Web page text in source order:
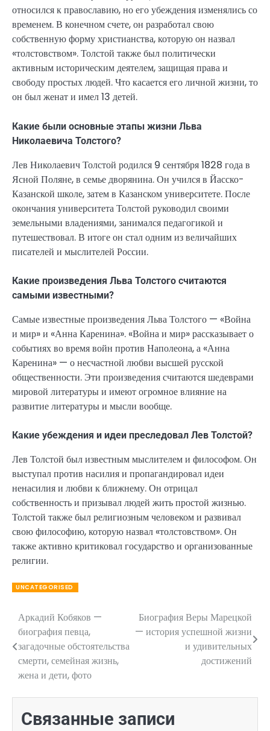
относился к православию, но его убеждения изменялись со
временем. В конечном счете, он разработал свою
собственную форму христианства, которую он назвал
«толстовством». Толстой также был политически
активным историческим деятелем, защищая права и
свободу простых людей. Что касается его личной жизни, то
он был женат и имел 13 детей.
Какие были основные этапы жизни Льва
Николаевича Толстого?
Лев Николаевич Толстой родился 9 сентября 1828 года в
Ясной Поляне, в семье дворянина. Он учился в Йасско-
Казанской школе, затем в Казанском университете. После
окончания университета Толстой руководил своими
земельными владениями, занимался педагогикой и
путешествовал. В итоге он стал одним из величайших
писателей и мыслителей России.
Какие произведения Льва Толстого считаются
самыми известными?
Самые известные произведения Льва Толстого — «Война
и мир» и «Анна Каренина». «Война и мир» рассказывает о
событиях во время войн против Наполеона, а «Анна
Каренина» — о несчастной любви высшей русской
общественности. Эти произведения считаются шедеврами
мировой литературы и имеют огромное влияние на
развитие литературы и мысли вообще.
Какие убеждения и идеи преследовал Лев Толстой?
Лев Толстой был известным мыслителем и философом. Он
выступал против насилия и пропагандировал идеи
ненасилия и любви к ближнему. Он отрицал
собственность и призывал людей жить простой жизнью.
Толстой также был религиозным человеком и развивал
свою философию, которую назвал «толстовством». Он
также активно критиковал государство и организованные
религии.
UNCATEGORISED
Навигация
по
записям
Аркадий Кобяков —
биография певца,
загадочные обстоятельства
смерти, семейная жизнь,
жена и дети, фото
Биография Веры Марецкой
— история успешной жизни
и удивительных
достижений
Связанные записи